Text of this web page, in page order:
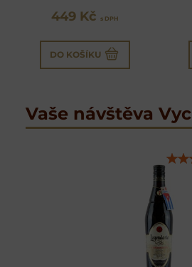
449 Kč s DPH
DO KOŠÍKU
Vaše návštěva